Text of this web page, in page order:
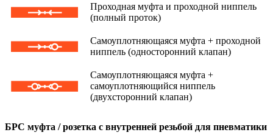
Проходная муфта и проходной ниппель
(полный проток)
Самоуплотняющаяся муфта + проходной
ниппель (односторонний клапан)
Самоуплотняющаяся муфта +
самоуплотняющийся ниппель
(двухсторонний клапан)
БРС муфта / розетка с внутренней резьбой для пневматики